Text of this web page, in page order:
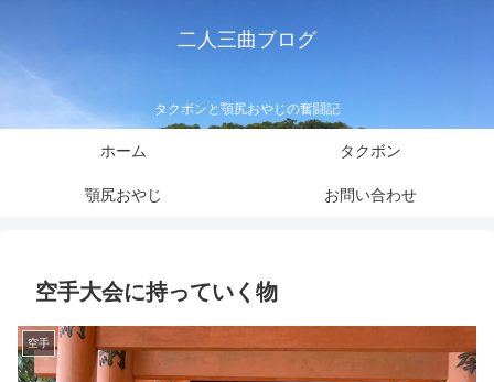
二人三曲ブログ
タクボンと顎尻おやじの奮闘記
ホーム タクボン
顎尻おやじ お問い合わせ
空手大会に持っていく物
空手